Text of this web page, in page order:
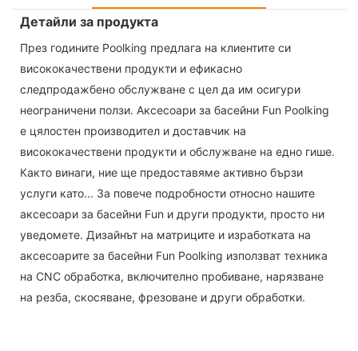
Детайли за продукта
През годините Poolking предлага на клиентите си
висококачествени продукти и ефикасно
следпродажбено обслужване с цел да им осигури
неограничени ползи. Аксесоари за басейни Fun Poolking
е цялостен производител и доставчик на
висококачествени продукти и обслужване на едно гише.
Както винаги, ние ще предоставяме активно бързи
услуги като... За повече подробности относно нашите
аксесоари за басейни Fun и други продукти, просто ни
уведомете. Дизайнът на матриците и изработката на
аксесоарите за басейни Fun Poolking използват техника
на CNC обработка, включително пробиване, нарязване
на резба, скосяване, фрезоване и други обработки.